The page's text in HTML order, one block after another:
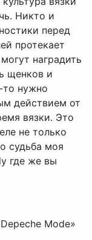
Никто и
перед
протекает
наградить
щенков и
то нужно
действием от
вязки. Это
не только
судьба моя
где же вы
Mode»